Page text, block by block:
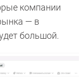
компании
— в
большой.